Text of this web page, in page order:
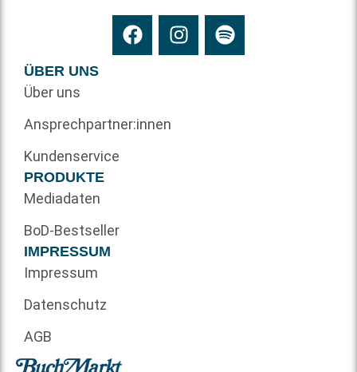
ÜBER UNS
Über uns
Ansprechpartner:innen
Kundenservice
PRODUKTE
Mediadaten
BoD-Bestseller
IMPRESSUM
Impressum
Datenschutz
AGB